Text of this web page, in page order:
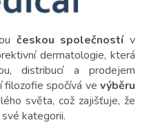
českou společnostív
dermatologie, která
distribucí a prodejem
filozofie spočívá ve výběru
světa, což zajišťuje, že
kategorii.